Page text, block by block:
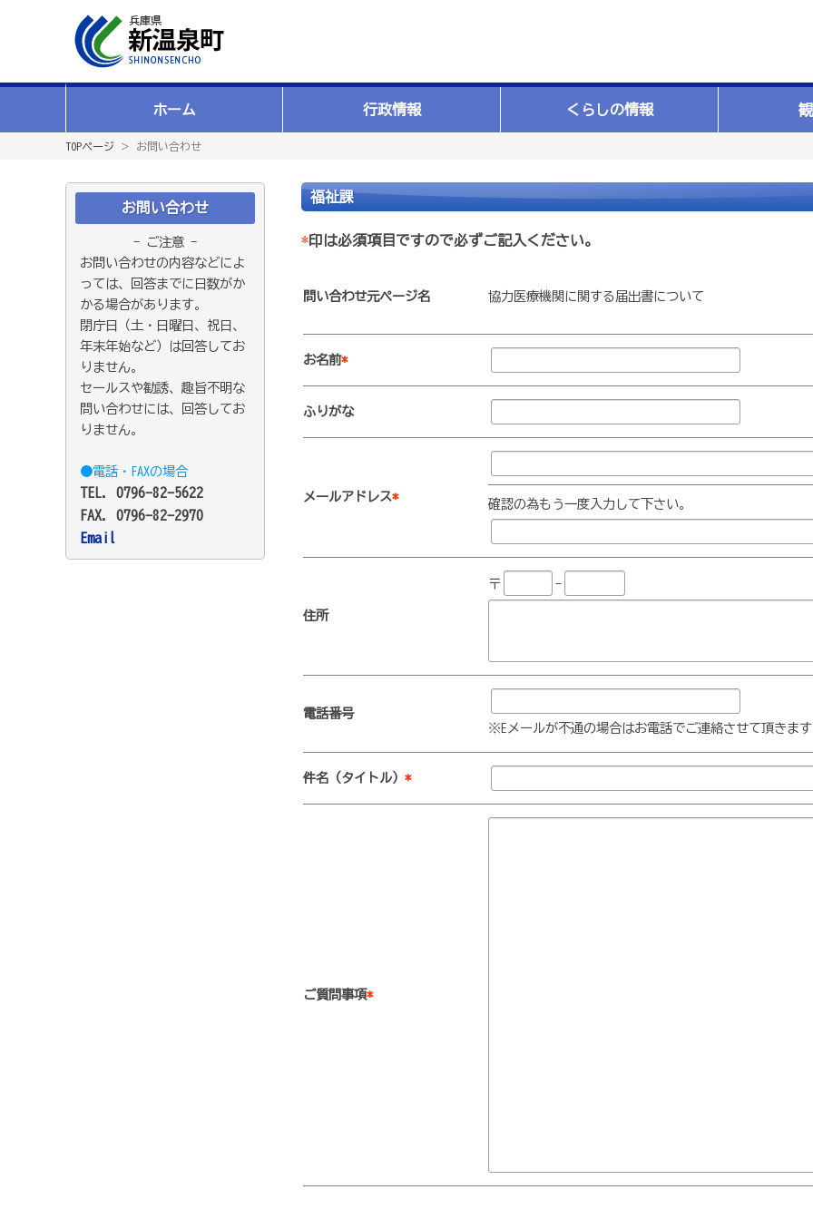
ホーム 行政情報 くらしの情報
TOPページ ＞ お問い合わせ
お問い合わせ
- ご注意 -
お問い合わせの内容などによ
っては、回答までに日数がか
かる場合があります。
閉庁日（土・日曜日、祝日、
年末年始など）は回答してお
りません。
セールスや勧誘、趣旨不明な
問い合わせには、回答してお
りません。
●電話・FAXの場合
TEL. 0796-82-5622
FAX. 0796-82-2970
Email
福祉課
*印は必須項目ですので必ずご記入ください。
問い合わせ元ページ名 協力医療機関に関する届出書について
お名前*
ふりがな
メールアドレス*
確認の為もう一度入力して下さい。
住所
〒 -
電話番号
※Eメールが不通の場合はお電話でご連絡させて頂きま
件名（タイトル） *
ご質問事項*